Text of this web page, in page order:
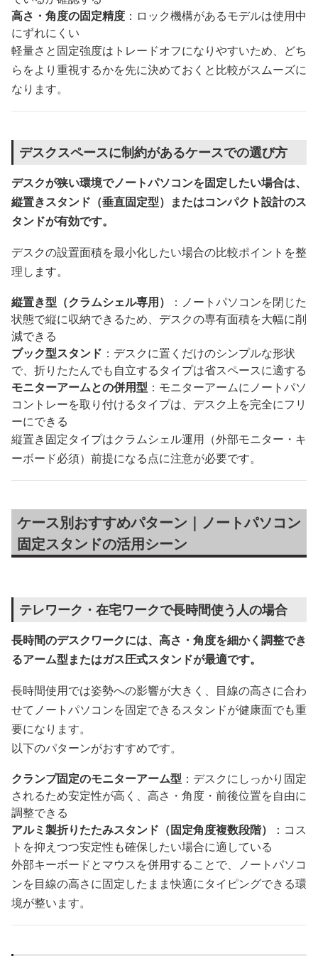
高さ・角度の固定精度 ：ロック機構があるモデルは使用中
にずれにくい
軽量さと固定強度はトレードオフになりやすいため、どち
らをより重視するかを先に決めておくと比較がスムーズに
なります。
デスクスペースに制約があるケースでの選び方
デスクが狭い環境でノートパソコンを固定したい場合は、
縦置きスタンド（垂直固定型）またはコンパクト設計のス
タンドが有効です。
デスクの設置面積を最小化したい場合の比較ポイントを整
理します。
縦置き型（クラムシェル専用）
：ノートパソコンを閉じた
状態で縦に収納できるため、デスクの専有面積を大幅に削
減できる
ブック型スタンド ：デスクに置くだけのシンプルな形状
で、折りたたんでも自立するタイプは省スペースに適する
モニターアームとの併用型 ：モニターアームにノートパソ
コントレーを取り付けるタイプは、デスク上を完全にフリ
ーにできる
縦置き固定タイプはクラムシェル運用（外部モニター・キ
ーボード必須）前提になる点に注意が必要です。
ケース別おすすめパターン｜ノートパソコン
固定スタンドの活用シーン
テレワーク・在宅ワークで長時間使う人の場合
長時間のデスクワークには、高さ・角度を細かく調整でき
るアーム型またはガス圧式スタンドが最適です。
長時間使用では姿勢への影響が大きく、目線の高さに合わ
せてノートパソコンを固定できるスタンドが健康面でも重
要になります。
以下のパターンがおすすめです。
クランプ固定のモニターアーム型 ：デスクにしっかり固定
されるため安定性が高く、高さ・角度・前後位置を自由に
調整できる
アルミ製折りたたみスタンド（固定角度複数段階）
：コス
トを抑えつつ安定性も確保したい場合に適している
外部キーボードとマウスを併用することで、ノートパソコ
ンを目線の高さに固定したまま快適にタイピングできる環
境が整います。